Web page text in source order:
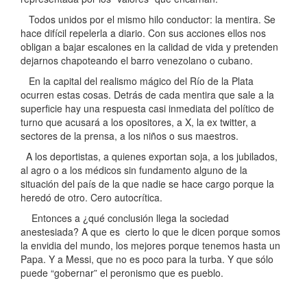
Todos unidos por el mismo hilo conductor: la mentira. Se
hace difícil repelerla a diario. Con sus acciones ellos nos
obligan a bajar escalones en la calidad de vida y pretenden
dejarnos chapoteando el barro venezolano o cubano.
En la capital del realismo mágico del Río de la Plata
ocurren estas cosas. Detrás de cada mentira que sale a la
superficie hay una respuesta casi inmediata del político de
turno que acusará a los opositores, a X, la ex twitter, a
sectores de la prensa, a los niños o sus maestros.
A los deportistas, a quienes exportan soja, a los jubilados,
al agro o a los médicos sin fundamento alguno de la
situación del país de la que nadie se hace cargo porque la
heredó de otro. Cero autocrítica.
Entonces a ¿qué conclusión llega la sociedad
anestesiada? A que es cierto lo que le dicen porque somos
la envidia del mundo, los mejores porque tenemos hasta un
Papa. Y a Messi, que no es poco para la turba. Y que sólo
puede “gobernar” el peronismo que es pueblo.